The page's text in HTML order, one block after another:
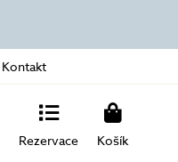
Kontakt
Rezervace Košík